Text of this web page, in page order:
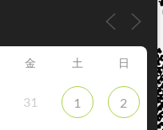
金 土 日
31 1 2